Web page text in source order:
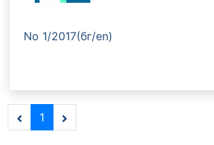
No 1/2017(бг/en)
1